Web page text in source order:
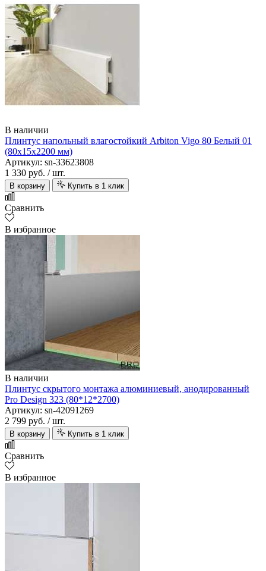
В наличии
Плинтус напольный влагостойкий Arbiton Vigo 80 Белый 01
(80х15х2200 мм)
Артикул: sn-33623808
1 330 руб. / шт.
В корзину Купить в 1 клик
Сравнить
В избранное
В наличии
Плинтус скрытого монтажа алюминиевый, анодированный
Pro Design 323 (80*12*2700)
Артикул: sn-42091269
2 799 руб. / шт.
В корзину Купить в 1 клик
Сравнить
В избранное